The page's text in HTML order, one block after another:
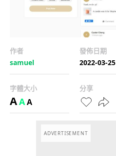
作者
samuel
發佈日期
2022-03-25
字體大小
AAA
分享
ADVERTISEMENT